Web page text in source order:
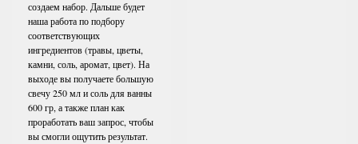
создаем набор. Дальше будет
наша работа по подбору
соответствующих
ингредиентов (травы, цветы,
камни, соль, аромат, цвет). На
выходе вы получаете большую
свечу 250 мл и соль для ванны
600 гр, а также план как
проработать ваш запрос, чтобы
вы смогли ощутить результат.